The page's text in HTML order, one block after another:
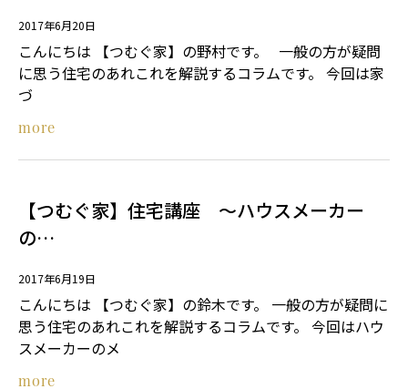
2017年6月20日
こんにちは 【つむぐ家】の野村です。 一般の方が疑問
に思う住宅のあれこれを解説するコラムです。 今回は家
づ
more
【つむぐ家】住宅講座 ～ハウスメーカー
の…
2017年6月19日
こんにちは 【つむぐ家】の鈴木です。 一般の方が疑問に
思う住宅のあれこれを解説するコラムです。 今回はハウ
スメーカーのメ
more